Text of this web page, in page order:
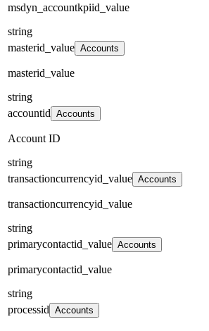
msdyn_accountkpiid_value
string
masterid_value Accounts
masterid_value
string
accountid Accounts
Account ID
string
transactioncurrencyid_value Accounts
transactioncurrencyid_value
string
primarycontactid_value Accounts
primarycontactid_value
string
processid Accounts